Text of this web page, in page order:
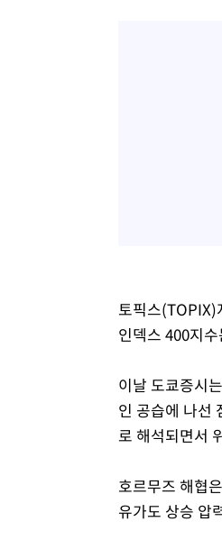
토픽스(TOPIX)
인덱스 400지
이날 도쿄증시
인 공습에 나선
로 해석되면서
호르무즈 해협
유가도 상승 압